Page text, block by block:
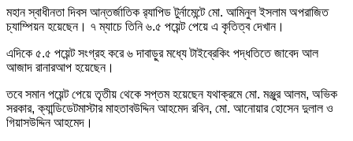
মহান স্বাধীনতা দিবস আন্তর্জাতিক র‌্যাপিড টুর্নামেন্টে মো. আমিনুল ইসলাম অপরাজিত
চ্যাম্পিয়ন হয়েছেন। ৭ ম্যাচে তিনি ৬.৫ পয়েন্ট পেয়ে এ কৃতিত্ব দেখান।
এদিকে ৫.৫ পয়েন্ট সংগ্রহ করে ৬ দাবাড়ুর মধ্যে টাইব্রেকিং পদ্ধতিতে জাবেদ আল
আজাদ রানারআপ হয়েছেন।
তবে সমান পয়েন্ট পেয়ে তৃতীয় থেকে সপ্তম হয়েছেন যথাক্রমে মো. মঞ্জুর আলম, অভিক
সরকার, ক্যান্ডিডেটমাস্টার মাহতাবউদ্দিন আহমেদ রবিন, মো. আনোয়ার হোসেন দুলাল ও
গিয়াসউদ্দিন আহমেদ।